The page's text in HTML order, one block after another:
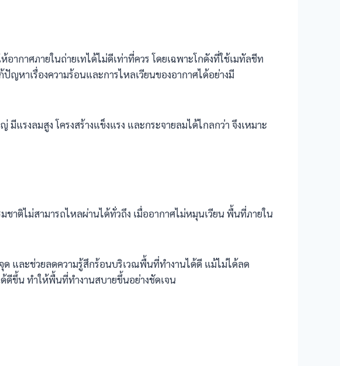
กาศภายในถ่ายเทได้ไม่ดีเท่าที่ควร โดยเฉพาะโกดังที่ใช้เมทัลชีท
หาเรื่องความร้อนและการไหลเวียนของอากาศได้อย่างมี
รงลมสูง โครงสร้างแข็งแรง และกระจายลมได้ไกลกว่า จึงเหมาะ
ติไม่สามารถไหลผ่านได้ทั่วถึง เมื่ออากาศไม่หมุนเวียน พื้นที่ภายใน
ด และช่วยลดความรู้สึกร้อนบริเวณพื้นที่ทำงานได้ดี แม้ไม่ได้ลด
ดีขึ้น ทำให้พื้นที่ทำงานสบายขึ้นอย่างชัดเจน